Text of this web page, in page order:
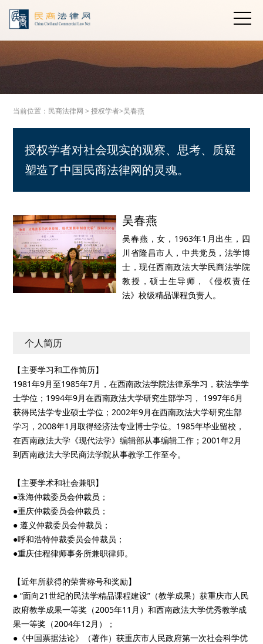
当前位置： 民商法律网 >授权学者>吴春燕
授权学者对社会现实的观察、思考、质疑
塑造了中国民商法律网的灵魂。
吴春燕
吴春燕，女，1963年1月出生，四
川省隆昌市人，中共党员，法学博
士，现任西南政法大学民商法学院
教授，硕士生导师，《侵权责任
法》校级精品课程负责人。
个人简历
【主要学习和工作简历】
1981年9月至1985年7月，在西南政法学院法律系学习，获法学学
士学位；1994年9月在西南政法大学研究生部学习， 1997年6月
获得民法学专业硕士学位；2002年9月在西南政法大学研究生部
学习，2008年1月取得经济法专业博士学位。1985年毕业留校，
在西南政法大学《现代法学》编辑部从事编辑工作；2001年2月
到西南政法大学民商法学院从事教学工作至今。
【主要学术和社会兼职】
●珠海仲裁委员会仲裁员；
●重庆仲裁委员会仲裁员；
● 遵义仲裁委员会仲裁员；
●呼和浩特仲裁委员会仲裁员；
●重庆佳程律师事务所兼职律师。
【近年所获得的荣誉称号和奖励】
● “面向21世纪的民法学精品课程建设”（教学成果）获重庆市人民
政府教学成果一等奖（2005年11月）和西南政法大学优秀教学成
果一等奖（2004年12月）；
●《中国票据法论》（著作）获重庆市人民政府第一次社会科学优